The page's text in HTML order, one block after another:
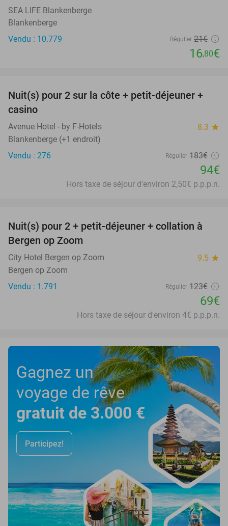
SEA LIFE Blankenberge
Blankenberge
Vendu : 10.779
Régulier 21€
16,80€
49%
Nuit(s) pour 2 sur la côte + petit-déjeuner +
casino
Avenue Hotel - by F-Hotels 8.3 star
Blankenberge (+1 endroit)
Vendu : 276
Régulier 183€
94€
Hors taxe de séjour d'environ 2,50€ p.p.p.n.
44%
Nuit(s) pour 2 + petit-déjeuner + collation à
Bergen op Zoom
City Hotel Bergen op Zoom 9.5 star
Bergen op Zoom
Vendu : 1.791
Régulier 123€
69€
Hors taxe de séjour d'environ 4€ p.p.p.n.
Gagnez un
voyage de rêve
gratuit de 3.000 €
Participez!